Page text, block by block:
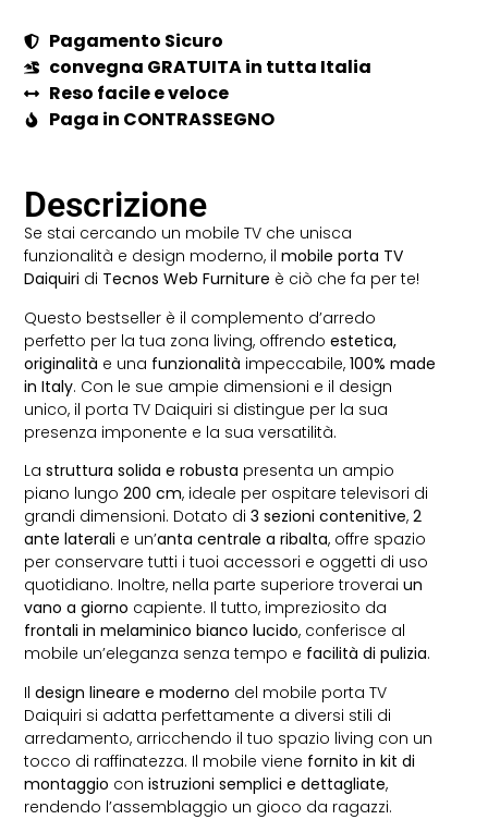
Pagamento Sicuro
convegna GRATUITA in tutta Italia
Reso facile e veloce
Paga in CONTRASSEGNO
Descrizione
Se stai cercando un mobile TV che unisca
funzionalità e design moderno, ilmobile porta TV
Daiquiri di Tecnos Web Furniture è ciò che fa per te!
Questo bestseller è il complemento d’arredo
perfetto per la tua zona living, offrendoestetica,
originalità e una funzionalità impeccabile,100% made
in Italy. Con le sue ampie dimensioni e il design
unico, il porta TV Daiquiri si distingue per la sua
presenza imponente e la sua versatilità.
Lastruttura solida e robusta presenta un ampio
piano lungo200 cm, ideale per ospitare televisori di
grandi dimensioni. Dotato di3 sezioni contenitive,2
ante laterali e un’anta centrale a ribalta, offre spazio
per conservare tutti i tuoi accessori e oggetti di uso
quotidiano. Inoltre, nella parte superiore troveraiun
vano a giorno capiente. Il tutto, impreziosito da
frontali in melaminico bianco lucido, conferisce al
mobile un’eleganza senza tempo e facilità di pulizia.
Ildesign lineare e moderno del mobile porta TV
Daiquiri si adatta perfettamente a diversi stili di
arredamento, arricchendo il tuo spazio living con un
tocco di raffinatezza. Il mobile viene fornito in kit di
montaggio conistruzioni semplici e dettagliate,
rendendo l’assemblaggio un gioco da ragazzi.